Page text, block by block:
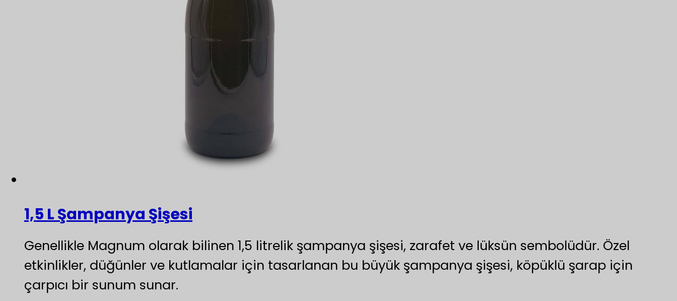
1,5 L Şampanya Şişesi
Genellikle Magnum olarak bilinen 1,5 litrelik şampanya şişesi, zarafet ve lüksün sembolüdür. Özel
etkinlikler, düğünler ve kutlamalar için tasarlanan bu büyük şampanya şişesi, köpüklü şarap için
çarpıcı bir sunum sunar.